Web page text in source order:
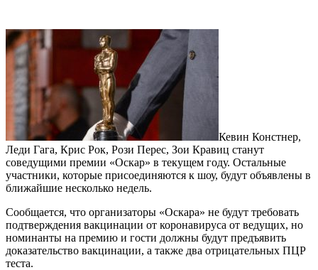
Кевин Констнер,
Леди Гага, Крис Рок, Рози Перес, Зои Кравиц станут
соведущими премии «Оскар» в текущем году. Остальные
участники, которые присоединяются к шоу, будут объявлены в
ближайшие несколько недель.
Сообщается, что организаторы «Оскара» не будут требовать
подтверждения вакцинации от коронавируса от ведущих, но
номинанты на премию и гости должны будут предъявить
доказательство вакцинации, а также два отрицательных ПЦР
теста.